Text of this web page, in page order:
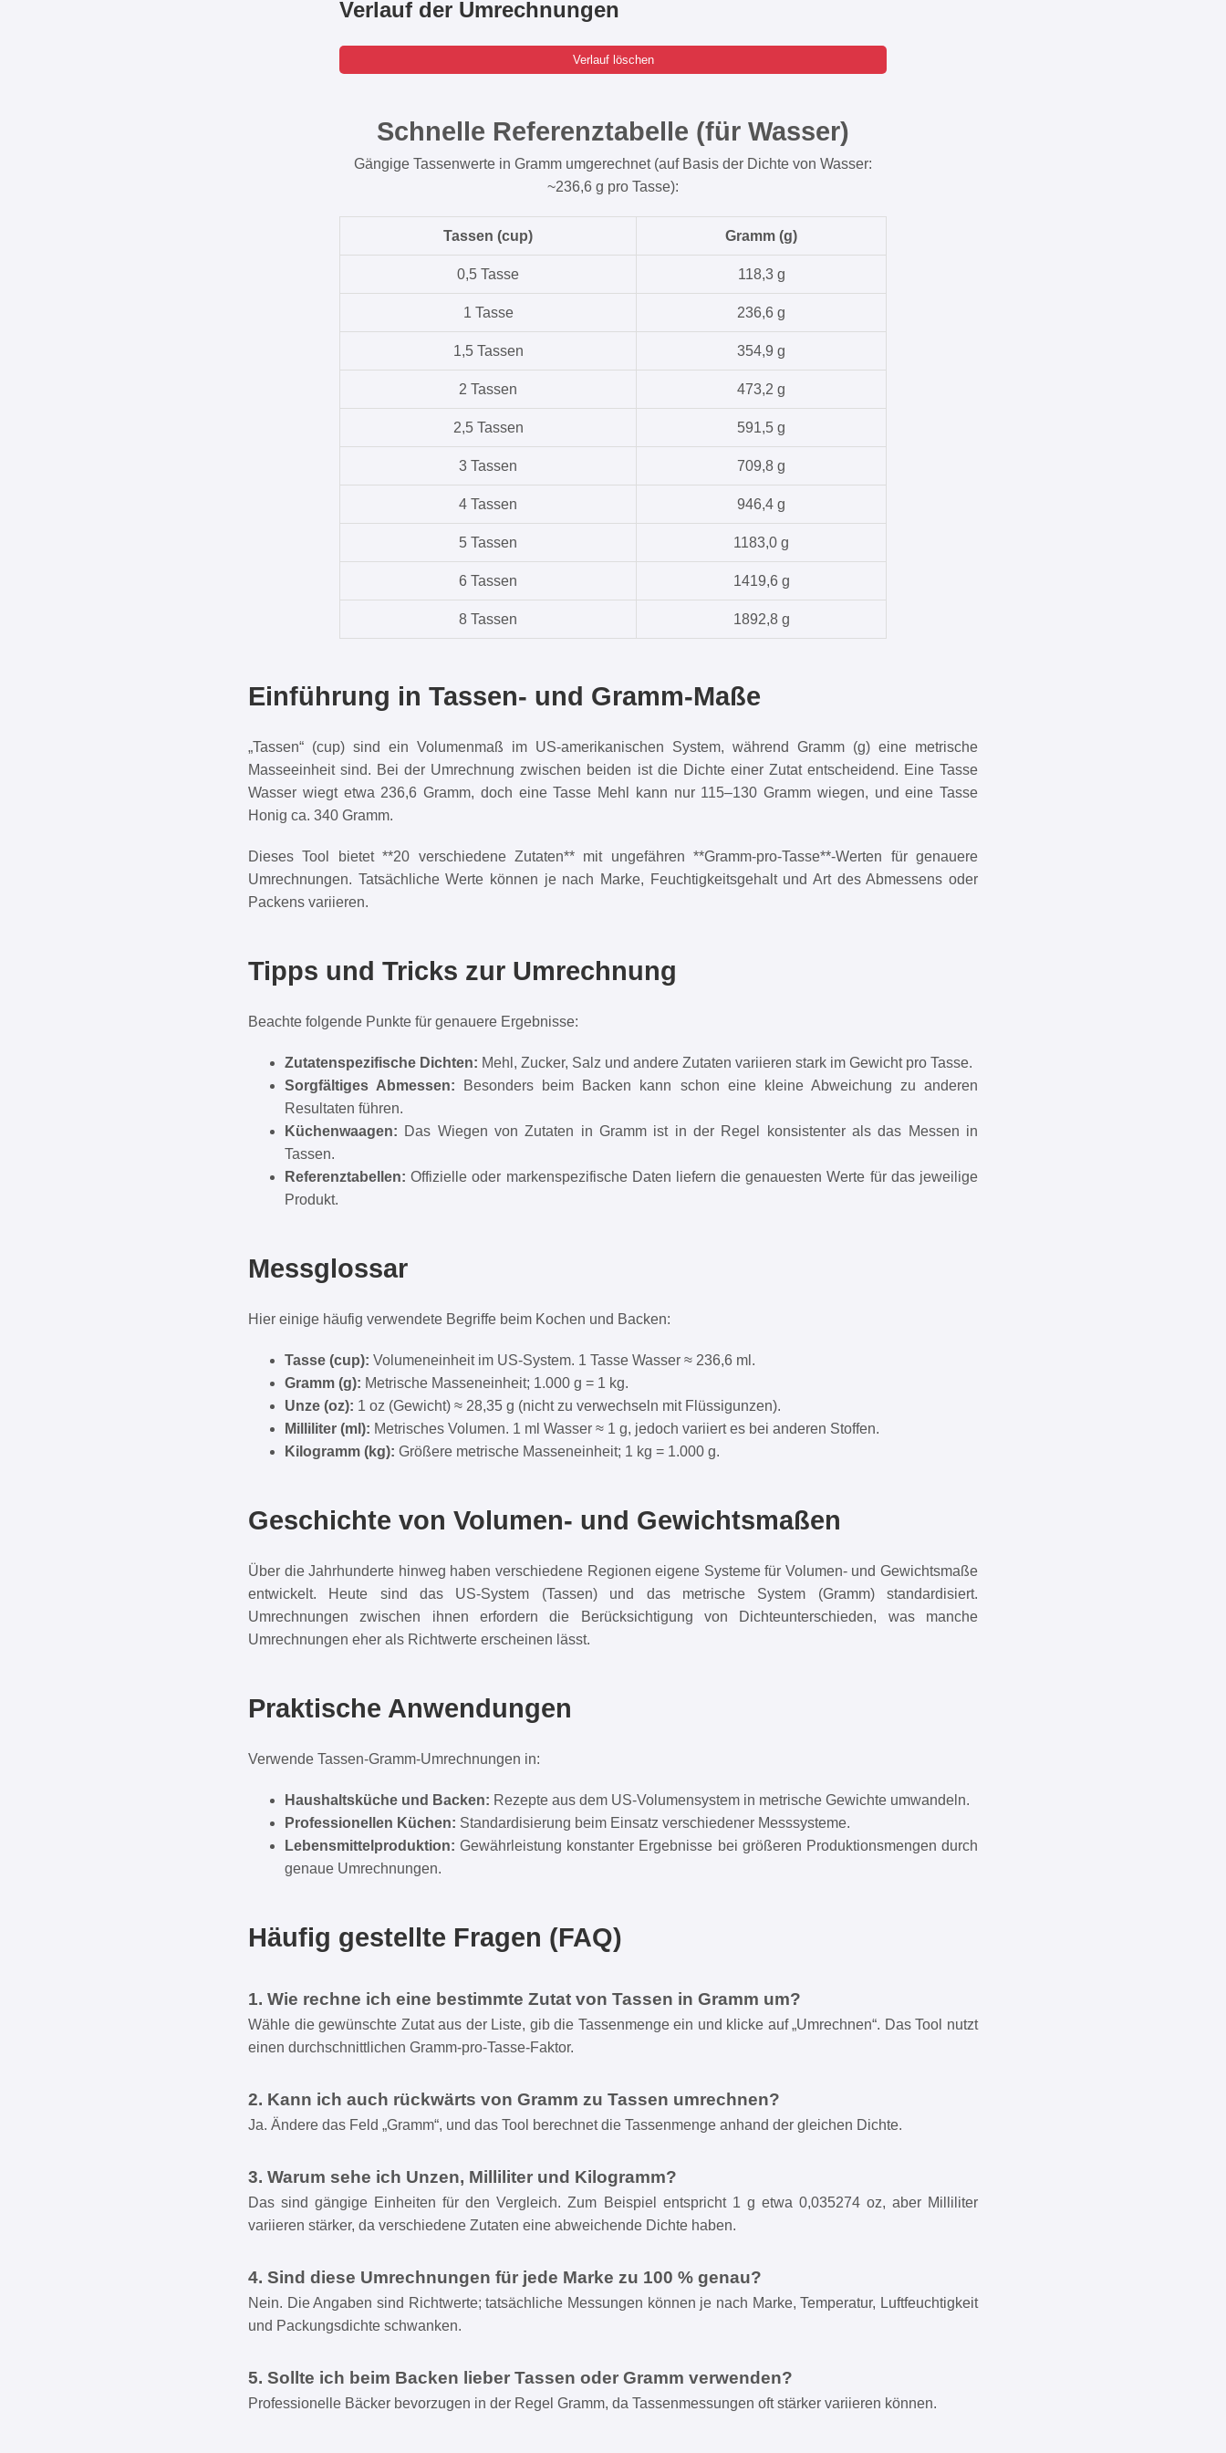
Verlauf der Umrechnungen
Verlauf löschen
Schnelle Referenztabelle (für Wasser)
Gängige Tassenwerte in Gramm umgerechnet (auf Basis der Dichte von Wasser:
~236,6 g pro Tasse):
Tassen (cup) Gramm (g)
0,5 Tasse 118,3 g
1 Tasse 236,6 g
1,5 Tassen 354,9 g
2 Tassen 473,2 g
2,5 Tassen 591,5 g
3 Tassen 709,8 g
4 Tassen 946,4 g
5 Tassen 1183,0 g
6 Tassen 1419,6 g
8 Tassen 1892,8 g
Einführung in Tassen- und Gramm-Maße
„Tassen“ (cup) sind ein Volumenmaß im US-amerikanischen System, während Gramm (g) eine metrische
Masseeinheit sind. Bei der Umrechnung zwischen beiden ist die Dichte einer Zutat entscheidend. Eine Tasse
Wasser wiegt etwa 236,6 Gramm, doch eine Tasse Mehl kann nur 115–130 Gramm wiegen, und eine Tasse
Honig ca. 340 Gramm.
Dieses Tool bietet **20 verschiedene Zutaten** mit ungefähren **Gramm-pro-Tasse**-Werten für genauere
Umrechnungen. Tatsächliche Werte können je nach Marke, Feuchtigkeitsgehalt und Art des Abmessens oder
Packens variieren.
Tipps und Tricks zur Umrechnung
Beachte folgende Punkte für genauere Ergebnisse:
Zutatenspezifische Dichten: Mehl, Zucker, Salz und andere Zutaten variieren stark im Gewicht pro Tasse.
Sorgfältiges Abmessen: Besonders beim Backen kann schon eine kleine Abweichung zu anderen
Resultaten führen.
Küchenwaagen: Das Wiegen von Zutaten in Gramm ist in der Regel konsistenter als das Messen in
Tassen.
Referenztabellen: Offizielle oder markenspezifische Daten liefern die genauesten Werte für das jeweilige
Produkt.
Messglossar
Hier einige häufig verwendete Begriffe beim Kochen und Backen:
Tasse (cup): Volumeneinheit im US-System. 1 Tasse Wasser ≈ 236,6 ml.
Gramm (g): Metrische Masseneinheit; 1.000 g = 1 kg.
Unze (oz): 1 oz (Gewicht) ≈ 28,35 g (nicht zu verwechseln mit Flüssigunzen).
Milliliter (ml): Metrisches Volumen. 1 ml Wasser ≈ 1 g, jedoch variiert es bei anderen Stoffen.
Kilogramm (kg): Größere metrische Masseneinheit; 1 kg = 1.000 g.
Geschichte von Volumen- und Gewichtsmaßen
Über die Jahrhunderte hinweg haben verschiedene Regionen eigene Systeme für Volumen- und Gewichtsmaße
entwickelt. Heute sind das US-System (Tassen) und das metrische System (Gramm) standardisiert.
Umrechnungen zwischen ihnen erfordern die Berücksichtigung von Dichteunterschieden, was manche
Umrechnungen eher als Richtwerte erscheinen lässt.
Praktische Anwendungen
Verwende Tassen-Gramm-Umrechnungen in:
Haushaltsküche und Backen: Rezepte aus dem US-Volumensystem in metrische Gewichte umwandeln.
Professionellen Küchen: Standardisierung beim Einsatz verschiedener Messsysteme.
Lebensmittelproduktion: Gewährleistung konstanter Ergebnisse bei größeren Produktionsmengen durch
genaue Umrechnungen.
Häufig gestellte Fragen (FAQ)
1. Wie rechne ich eine bestimmte Zutat von Tassen in Gramm um?
Wähle die gewünschte Zutat aus der Liste, gib die Tassenmenge ein und klicke auf „Umrechnen“. Das Tool nutzt
einen durchschnittlichen Gramm-pro-Tasse-Faktor.
2. Kann ich auch rückwärts von Gramm zu Tassen umrechnen?
Ja. Ändere das Feld „Gramm“, und das Tool berechnet die Tassenmenge anhand der gleichen Dichte.
3. Warum sehe ich Unzen, Milliliter und Kilogramm?
Das sind gängige Einheiten für den Vergleich. Zum Beispiel entspricht 1 g etwa 0,035274 oz, aber Milliliter
variieren stärker, da verschiedene Zutaten eine abweichende Dichte haben.
4. Sind diese Umrechnungen für jede Marke zu 100 % genau?
Nein. Die Angaben sind Richtwerte; tatsächliche Messungen können je nach Marke, Temperatur, Luftfeuchtigkeit
und Packungsdichte schwanken.
5. Sollte ich beim Backen lieber Tassen oder Gramm verwenden?
Professionelle Bäcker bevorzugen in der Regel Gramm, da Tassenmessungen oft stärker variieren können.